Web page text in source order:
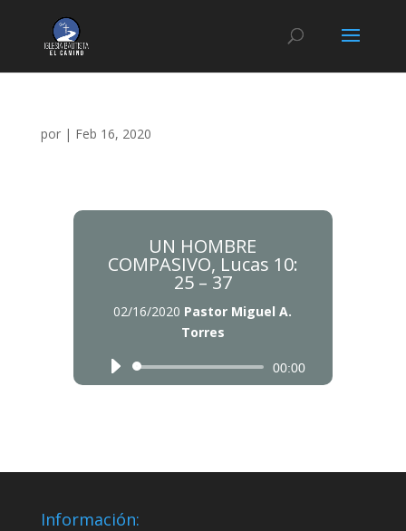
por | Feb 16, 2020
UN HOMBRE
COMPASIVO, Lucas 10:
25 – 37
02/16/2020 Pastor Miguel A.
Torres
Reproductor
de
Reproductor
de
00:00
Información: